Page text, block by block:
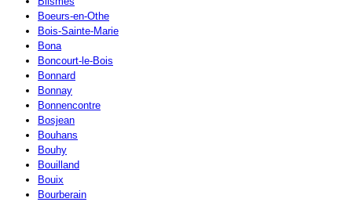
Boeurs-en-Othe
Bois-Sainte-Marie
Bona
Boncourt-le-Bois
Bonnard
Bonnay
Bonnencontre
Bosjean
Bouhans
Bouhy
Bouilland
Bouix
Bourberain